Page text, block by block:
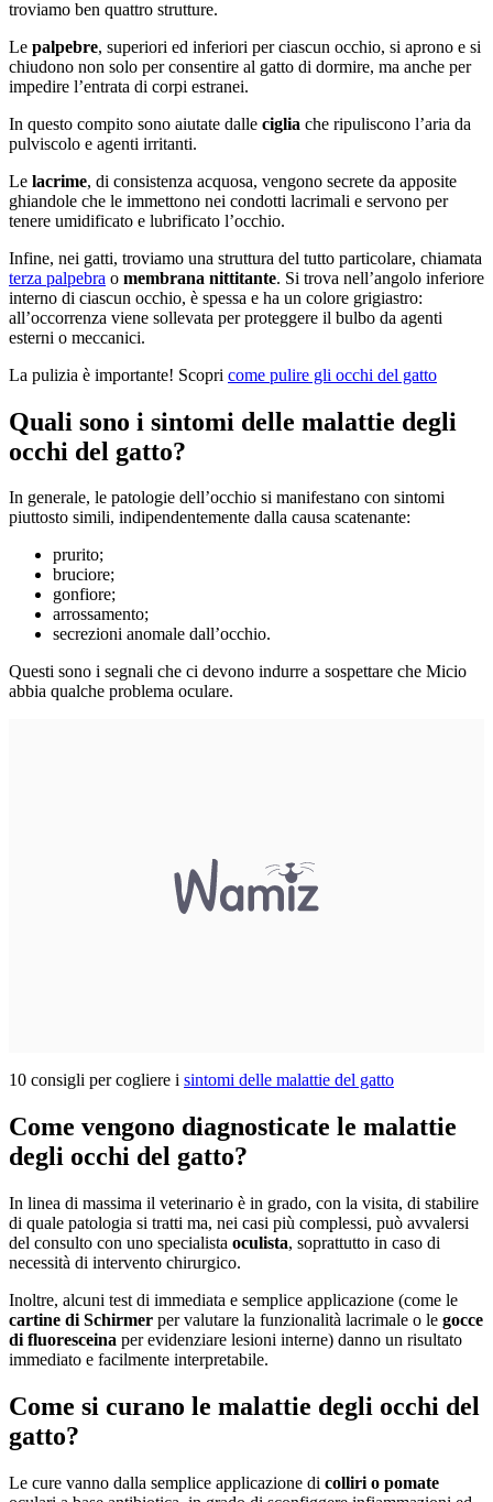
troviamo ben quattro strutture.
Le palpebre, superiori ed inferiori per ciascun occhio, si aprono e si
chiudono non solo per consentire al gatto di dormire, ma anche per
impedire l’entrata di corpi estranei.
In questo compito sono aiutate dalle ciglia che ripuliscono l’aria da
pulviscolo e agenti irritanti.
Le lacrime, di consistenza acquosa, vengono secrete da apposite
ghiandole che le immettono nei condotti lacrimali e servono per
tenere umidificato e lubrificato l’occhio.
Infine, nei gatti, troviamo una struttura del tutto particolare, chiamata
terza palpebra o membrana nittitante. Si trova nell’angolo inferiore
interno di ciascun occhio, è spessa e ha un colore grigiastro:
all’occorrenza viene sollevata per proteggere il bulbo da agenti
esterni o meccanici.
La pulizia è importante! Scopri come pulire gli occhi del gatto
Quali sono i sintomi delle malattie degli
occhi del gatto?
In generale, le patologie dell’occhio si manifestano con sintomi
piuttosto simili, indipendentemente dalla causa scatenante:
prurito;
bruciore;
gonfiore;
arrossamento;
secrezioni anomale dall’occhio.
Questi sono i segnali che ci devono indurre a sospettare che Micio
abbia qualche problema oculare.
10 consigli per cogliere i sintomi delle malattie del gatto
Come vengono diagnosticate le malattie
degli occhi del gatto?
In linea di massima il veterinario è in grado, con la visita, di stabilire
di quale patologia si tratti ma, nei casi più complessi, può avvalersi
del consulto con uno specialista oculista, soprattutto in caso di
necessità di intervento chirurgico.
Inoltre, alcuni test di immediata e semplice applicazione (come le
cartine di Schirmer per valutare la funzionalità lacrimale o le gocce
di fluoresceina per evidenziare lesioni interne) danno un risultato
immediato e facilmente interpretabile.
Come si curano le malattie degli occhi del
gatto?
Le cure vanno dalla semplice applicazione di colliri o pomate